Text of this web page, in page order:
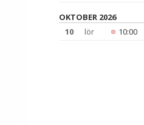
OKTOBER 2026
10
lör 10:00